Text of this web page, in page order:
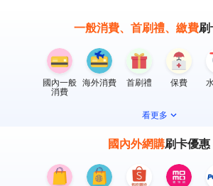
一般消費、首刷禮、繳費刷
國內一般
消費
海外消費 首刷禮 保費
看更多
國內外網購刷卡優惠